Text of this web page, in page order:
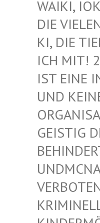
AIKI,
IE VIELEN
I, DIE
CH MIT!
ST EINE
ND KEINE
EISTIG
ERBOTEN